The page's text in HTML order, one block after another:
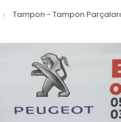
Tampon - Tampon Parçaları